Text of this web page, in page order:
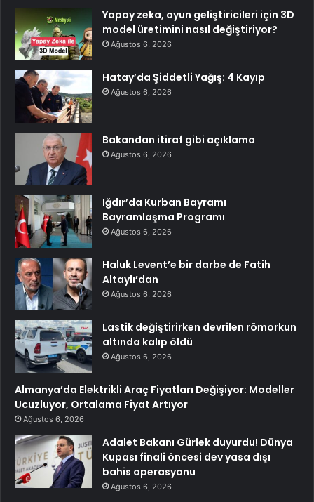
Yapay zeka, oyun geliştiricileri için 3D
model üretimini nasıl değiştiriyor?
Ağustos 6, 2026
Hatay’da Şiddetli Yağış: 4 Kayıp
Ağustos 6, 2026
Bakandan itiraf gibi açıklama
Ağustos 6, 2026
Iğdır’da Kurban Bayramı
Bayramlaşma Programı
Ağustos 6, 2026
Haluk Levent’e bir darbe de Fatih
Altaylı’dan
Ağustos 6, 2026
Lastik değiştirirken devrilen römorkun
altında kalıp öldü
Ağustos 6, 2026
Almanya’da Elektrikli Araç Fiyatları Değişiyor: Modeller
Ucuzluyor, Ortalama Fiyat Artıyor
Ağustos 6, 2026
Adalet Bakanı Gürlek duyurdu! Dünya
Kupası finali öncesi dev yasa dışı
bahis operasyonu
Ağustos 6, 2026